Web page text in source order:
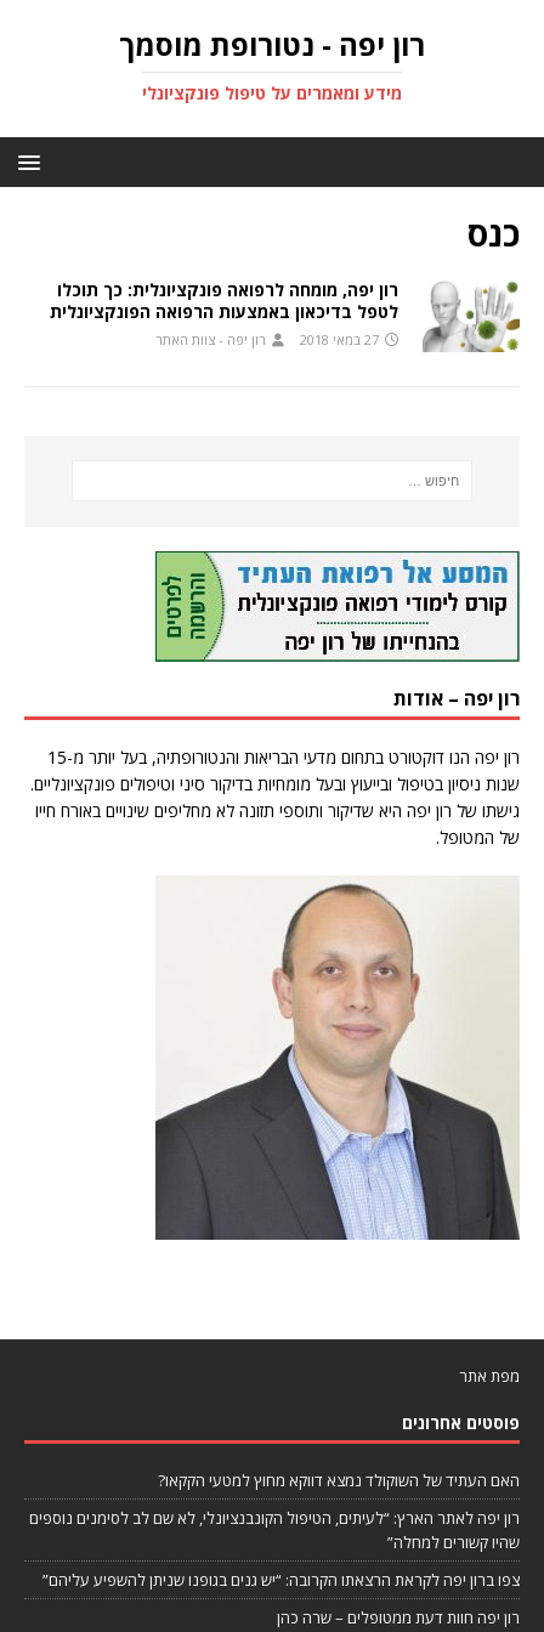
רון יפה - נטורופת מוסמך
מידע ומאמרים על טיפול פונקציונלי
כנס
רון יפה, מומחה לרפואה פונקציונלית: כך תוכלו
לטפל בדיכאון באמצעות הרפואה הפונקציונלית
27 במאי 2018 רון יפה - צוות האתר
רון יפה – אודות
רון יפה הנו דוקטורט בתחום מדעי הבריאות והנטורופתיה, בעל יותר מ-15
שנות ניסיון בטיפול ובייעוץ ובעל מומחיות בדיקור סיני וטיפולים פונקציונליים.
גישתו של רון יפה היא שדיקור ותוספי תזונה לא מחליפים שינויים באורח חייו
של המטופל.
מפת אתר
פוסטים אחרונים
האם העתיד של השוקולד נמצא דווקא מחוץ למטעי הקקאו?
רון יפה לאתר הארץ: “לעיתים, הטיפול הקונבנציונלי, לא שם לב לסימנים נוספים
שהיו קשורים למחלה”
צפו ברון יפה לקראת הרצאתו הקרובה: “יש גנים בגופנו שניתן להשפיע עליהם”
רון יפה חוות דעת ממטופלים – שרה כהן